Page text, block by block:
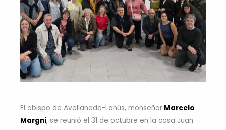
El obispo de Avellaneda-Lanús, monseñor Marcelo
Margni, se reunió el 31 de octubre en la casa Juan